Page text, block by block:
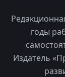
годы
Издатель